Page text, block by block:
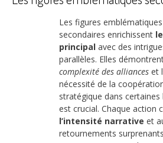
Les figures emblématiques
secondaires enrichissent
principal avec des
parallèles. Elles
complexité des alliances et
nécessité de la
stratégique dans certaines
est crucial. Chaque action
l’intensité narrative et
retournements